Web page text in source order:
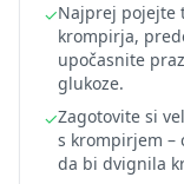
✓Najprej pojejte
krompirja,
upočasnite
glukoze.
✓Zagotovite si
s krompirjem –
da bi dvignila